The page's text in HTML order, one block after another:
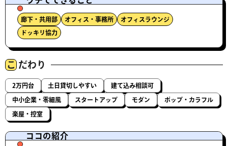
廊下・共用部 オフィス・事務所 オフィスラウンジ
ドッキリ協力
こ だわり
2万円台 土日貸切しやすい 建て込み相談可
中小企業・零細風 スタートアップ モダン ポップ・カラフル
楽屋・控室
ココの紹介